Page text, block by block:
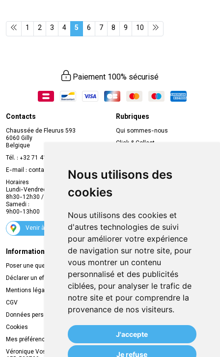
Nous utilisons des
cookies
Nous utilisons des cookies et
d'autres technologies de suivi
pour améliorer votre expérience
de navigation sur notre site, pour
vous montrer un contenu
personnalisé et des publicités
ciblées, pour analyser le trafic de
notre site et pour comprendre la
provenance de nos visiteurs.
J'accepte
Je refuse
1 2 3 4 5 6 7 8 9 10
Paiement 100% sécurisé
Contacts
Chaussée de Fleurus 593
6060 Gilly
Belgique
Tél. : +32 71 41 32 10
E-mail : contact
mvapharma.be
Horaires
Lundi-Vendredi :
8h30-12h30 / 13h30-18h30
Samedi :
9h00-13h00
Venir à la pharmacie
Rubriques
Qui sommes-nous
Click & Collect
Compte professionnel
Envoi d’ordonnance
Suivez-nous
Informations légales
Poser une question
Déclarer un effet indésirable
Mentions légales
CGV
Données personnelles
Cookies
Mes préférences Cookies
Véronique Vos
Livraison
Retrait à la pharmacie
Livraison chez vous
Livraison dans un Point Relais